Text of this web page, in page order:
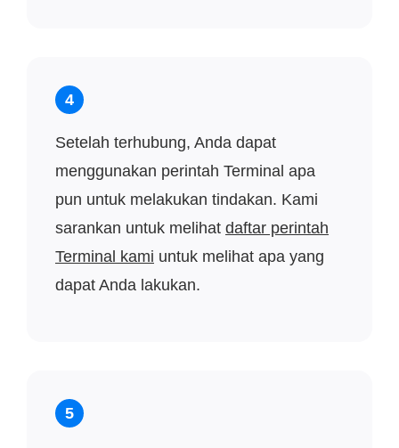
4
Setelah terhubung, Anda dapat
menggunakan perintah Terminal apa
pun untuk melakukan tindakan. Kami
sarankan untuk melihat daftar perintah
Terminal kami untuk melihat apa yang
dapat Anda lakukan.
5